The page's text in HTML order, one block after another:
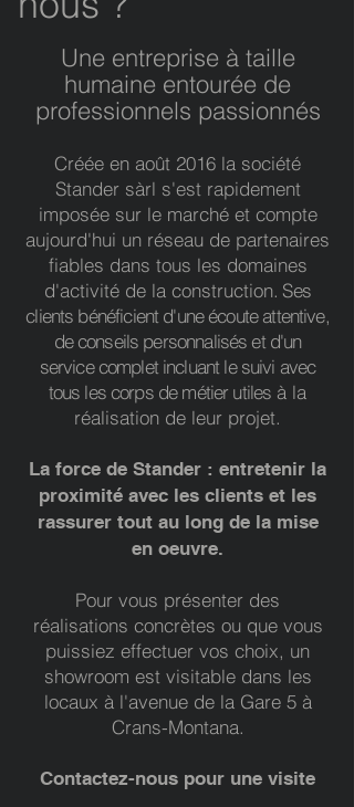
Une entreprise à taille
humaine entourée de
professionnels passionnés
Créée en août 2016 la société
Stander sàrl s'est rapidement
imposée sur le marchéet compte
aujourd'hui un réseau de partenaires
fiables dans tous les domaines
d'activité de la construction. Ses
clients bénéficient d'une écoute attentive,
de conseils personnalisés et d'un
service complet incluant le suivi avec
tous les corps de métier utiles à la
réalisation de leur projet.
La force de Stander : entretenir la
proximité avec les clients et les
rassurer tout au long de la mise
en oeuvre.
Pour vous présenter des
réalisations concrètes ou que vous
puissiez effectuer vos choix, un
showroom est visitable dans les
locaux à l'avenue de la Gare 5 à
Crans-Montana.
Contactez-nous pour une visite